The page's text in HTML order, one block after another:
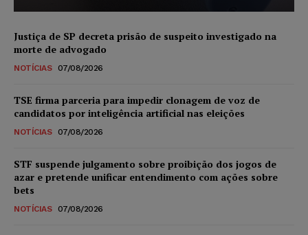
Justiça de SP decreta prisão de suspeito investigado na
morte de advogado
NOTÍCIAS 07/08/2026
TSE firma parceria para impedir clonagem de voz de
candidatos por inteligência artificial nas eleições
NOTÍCIAS 07/08/2026
STF suspende julgamento sobre proibição dos jogos de
azar e pretende unificar entendimento com ações sobre
bets
NOTÍCIAS 07/08/2026